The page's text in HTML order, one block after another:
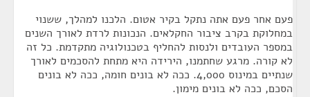
פעם אחר פעם אתה נתקל בקיר אטום. הלכנו למהלך, ששנוי
במחלוקת בקרב ציבור החקלאים. הנכונות לרדת לאורך השנים
במספר העובדים ולנסות להחליף בטכנולוגיה מתקדמת. כל זה
לא קורה. מרגע שחתמנו, הירידה היא מתחת להסכמים לאורך
שנתיים במינוס 4,000. ככה לא בונים חומה, ככה לא בונים
הסכם, ככה לא בונים מימון.